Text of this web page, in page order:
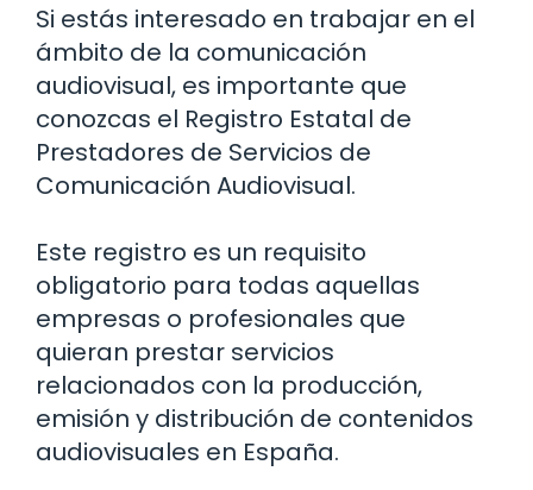
Si estás interesado en trabajar en el
ámbito de la comunicación
audiovisual, es importante que
conozcas el Registro Estatal de
Prestadores de Servicios de
Comunicación Audiovisual.
Este registro es un requisito
obligatorio para todas aquellas
empresas o profesionales que
quieran prestar servicios
relacionados con la producción,
emisión y distribución de contenidos
audiovisuales en España.